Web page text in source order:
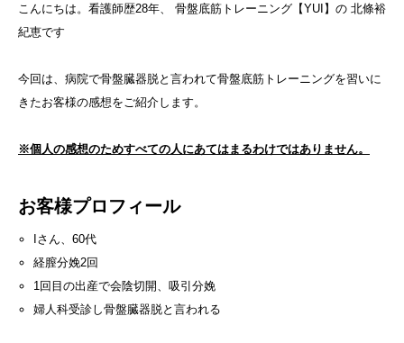
こんにちは。看護師歴28年、 骨盤底筋トレーニング【YUI】の 北條裕
紀恵です
今回は、病院で骨盤臓器脱と言われて骨盤底筋トレーニングを習いに
きたお客様の感想をご紹介します。
※個人の感想のためすべての人にあてはまるわけではありません。
お客様プロフィール
Iさん、60代
経膣分娩2回
1回目の出産で会陰切開、吸引分娩
婦人科受診し骨盤臓器脱と言われる